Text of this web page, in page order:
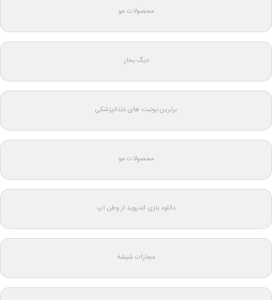
محصولات مو
دیگ بخار
برترین یونیت های دندانپزشکی
محصولات مو
دانلود بازی اندروید از وطن اپ
مجازات شیشه